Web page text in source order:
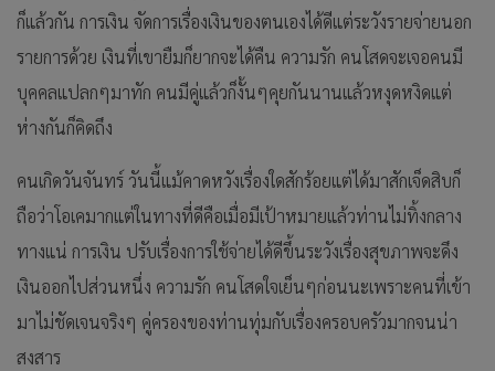
ก็แล้วกัน การเงิน จัดการเรื่องเงินของตนเองได้ดีแต่ระวังรายจ่ายนอก
รายการด้วย เงินที่เขายืมก็ยากจะได้คืน ความรัก คนโสดจะเจอคนมี
บุคคลแปลกๆมาทัก คนมีคู่แล้วก็งั้นๆคุยกันนานแล้วหงุดหงิดแต่
ห่างกันก็คิดถึง
คนเกิดวันจันทร์ วันนี้แม้คาดหวังเรื่องใดสักร้อยแต่ได้มาสักเจ็ดสิบก็
ถือว่าโอเคมากแต่ในทางที่ดีคือเมื่อมีเป้าหมายแล้วท่านไม่ทิ้งกลาง
ทางแน่ การเงิน ปรับเรื่องการใช้จ่ายได้ดีขึ้นระวังเรื่องสุขภาพจะดึง
เงินออกไปส่วนหนึ่ง ความรัก คนโสดใจเย็นๆก่อนนะเพราะคนที่เข้า
มาไม่ชัดเจนจริงๆ คู่ครองของท่านทุ่มกับเรื่องครอบครัวมากจนน่า
สงสาร